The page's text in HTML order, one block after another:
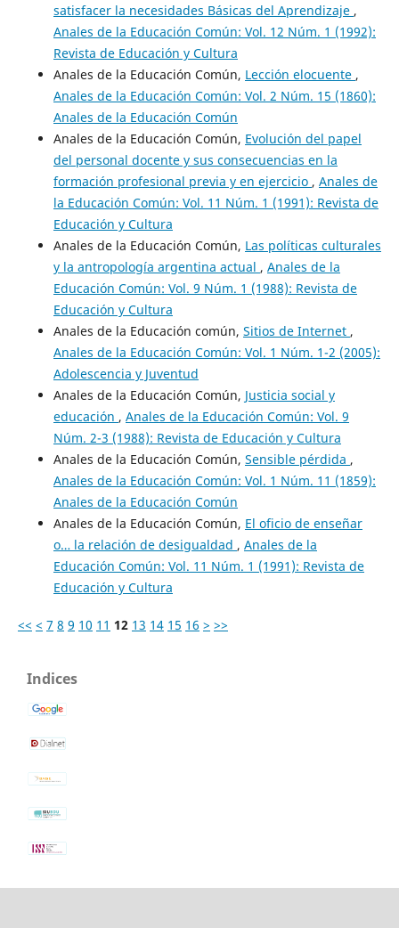
satisfacer la necesidades Básicas del Aprendizaje ,
Anales de la Educación Común: Vol. 12 Núm. 1 (1992):
Revista de Educación y Cultura
Anales de la Educación Común, Lección elocuente ,
Anales de la Educación Común: Vol. 2 Núm. 15 (1860):
Anales de la Educación Común
Anales de la Educación Común, Evolución del papel
del personal docente y sus consecuencias en la
formación profesional previa y en ejercicio , Anales de
la Educación Común: Vol. 11 Núm. 1 (1991): Revista de
Educación y Cultura
Anales de la Educación Común, Las políticas culturales
y la antropología argentina actual , Anales de la
Educación Común: Vol. 9 Núm. 1 (1988): Revista de
Educación y Cultura
Anales de la Educación común, Sitios de Internet ,
Anales de la Educación Común: Vol. 1 Núm. 1-2 (2005):
Adolescencia y Juventud
Anales de la Educación Común, Justicia social y
educación , Anales de la Educación Común: Vol. 9
Núm. 2-3 (1988): Revista de Educación y Cultura
Anales de la Educación Común, Sensible pérdida ,
Anales de la Educación Común: Vol. 1 Núm. 11 (1859):
Anales de la Educación Común
Anales de la Educación Común, El oficio de enseñar
o… la relación de desigualdad , Anales de la
Educación Común: Vol. 11 Núm. 1 (1991): Revista de
Educación y Cultura
<< < 7 8 9 10 11 12 13 14 15 16 > >>
Indices